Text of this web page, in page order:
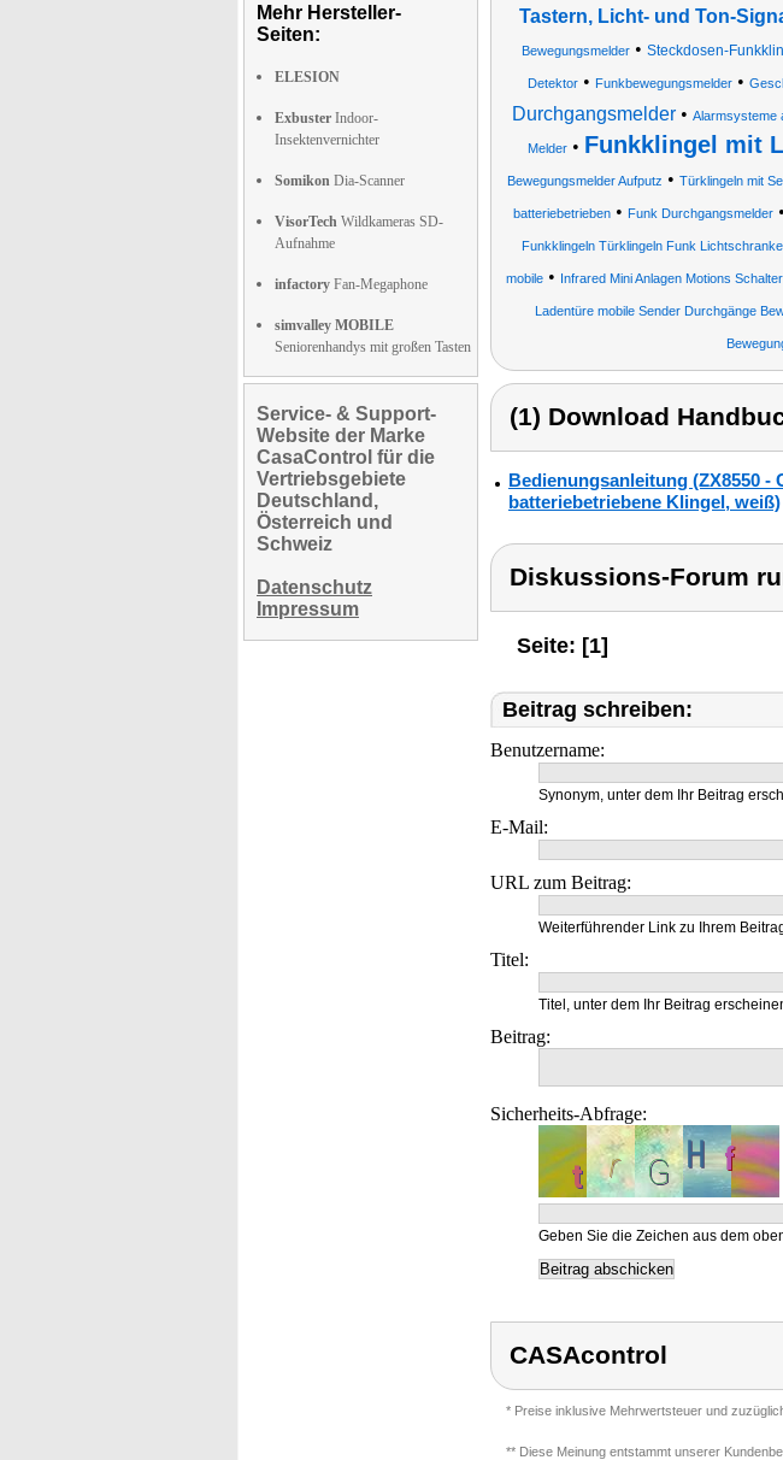
Mehr Hersteller-
Seiten:
ELESION
Exbuster Indoor-
Insektenvernichter
Somikon Dia-Scanner
VisorTech Wildkameras SD-
Aufnahme
infactory Fan-Megaphone
simvalley MOBILE
Seniorenhandys mit großen Tasten
Service- & Support-
Website der Marke
CasaControl für die
Vertriebsgebiete
Deutschland,
Österreich und
Schweiz
Datenschutz
Impressum
Tastern, Licht- und Ton-
Bewegungsmelder• Steckdosen-
Detektor• Funkbewegungsmelder•
Durchgangsmelder • Alarmsysteme
Melder • Funkklingel mit
Bewegungsmelder Aufputz • Türklingeln mit
batteriebetrieben• Funk Durchgangsmelder•
Funkklingeln Türklingeln Funk
mobile • Infrared Mini Anlagen Motions
Ladentüre mobile Sender Durchgänge
(1) Download
Bedienungsanleitung (ZX8550
batteriebetriebene Klingel, weiß)
Diskussions-Forum
Seite: [1]
Beitrag schreiben:
Benutzername:
Synonym, unter dem Ihr Beitrag
E-Mail:
URL zum Beitrag:
Weiterführender Link zu Ihrem
Titel:
Titel, unter dem Ihr Beitrag
Beitrag:
Sicherheits-Abfrage:
Geben Sie die Zeichen aus dem
CASAcontrol
* Preise inklusive Mehrwertsteuer und
** Diese Meinung entstammt unserer